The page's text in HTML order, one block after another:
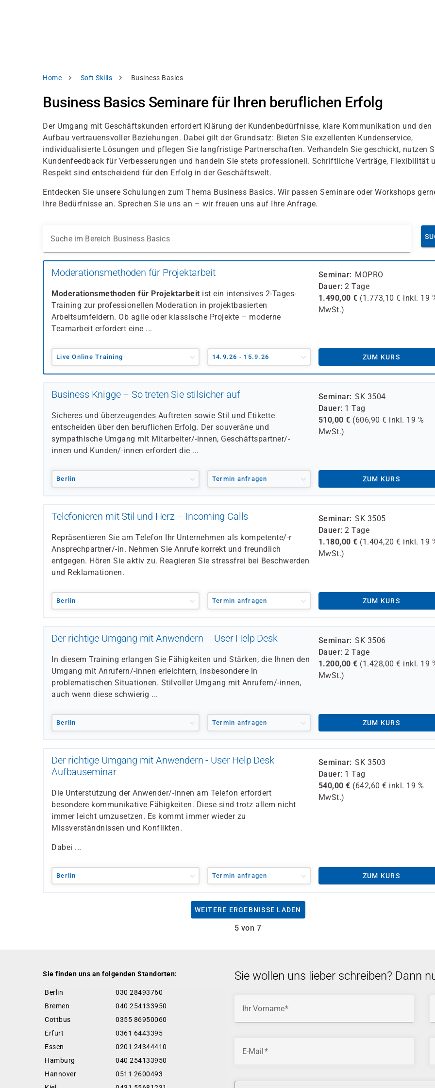
Pfadnavigation
Home Soft Skills Business Basics
Business Basics Seminare für Ihren beruflichen Erfolg
Der Umgang mit Geschäftskunden erfordert Klärung der Kundenbedürfnisse, klare Kommunikation und den
Aufbau vertrauensvoller Beziehungen. Dabei gilt der Grundsatz: Bieten Sie exzellenten Kundenservice,
individualisierte Lösungen und pflegen Sie langfristige Partnerschaften. Verhandeln Sie geschickt, nutzen
Kundenfeedback für Verbesserungen und handeln Sie stets professionell. Schriftliche Verträge, Flexibilität
Respekt sind entscheidend für den Erfolg in der Geschäftswelt.
Entdecken Sie unsere Schulungen zum Thema Business Basics. Wir passen Seminare oder Workshops
Ihre Bedürfnisse an. Sprechen Sie uns an – wir freuen uns auf Ihre Anfrage.
Suche im Bereich Business Basics
Moderationsmethoden für Projektarbeit
Moderationsmethoden für Projektarbeit ist ein intensives 2-Tages-
Training zur professionellen Moderation in projektbasierten
Arbeitsumfeldern. Ob agile oder klassische Projekte – moderne
Teamarbeit erfordert eine ...
Seminar
MOPRO
Dauer 2 Tage
1.490,00 € (1.773,10 € inkl. 19
MwSt.)
Live Online Training 14.9.26 - 15.9.26 ZUM KURS
Business Knigge – So treten Sie stilsicher auf
Sicheres und überzeugendes Auftreten sowie Stil und Etikette
entscheiden über den beruflichen Erfolg. Der souveräne und
sympathische Umgang mit Mitarbeiter/-innen, Geschäftspartner/-
innen und Kunden/-innen erfordert die ...
Seminar
SK 3504
Dauer 1 Tag
510,00 € (606,90 € inkl. 19 %
MwSt.)
Berlin Termin anfragen ZUM KURS
Telefonieren mit Stil und Herz – Incoming Calls
Repräsentieren Sie am Telefon Ihr Unternehmen als kompetente/-r
Ansprechpartner/-in. Nehmen Sie Anrufe korrekt und freundlich
entgegen. Hören Sie aktiv zu. Reagieren Sie stressfrei bei Beschwerden
und Reklamationen.
Seminar
SK 3505
Dauer 2 Tage
1.180,00 € (1.404,20 € inkl. 19
MwSt.)
Berlin Termin anfragen ZUM KURS
Der richtige Umgang mit Anwendern – User Help Desk
In diesem Training erlangen Sie Fähigkeiten und Stärken, die Ihnen den
Umgang mit Anrufern/-innen erleichtern, insbesondere in
problematischen Situationen. Stilvoller Umgang mit Anrufern/-innen,
auch wenn diese schwierig ...
Seminar
SK 3506
Dauer 2 Tage
1.200,00 € (1.428,00 € inkl. 19
MwSt.)
Berlin Termin anfragen ZUM KURS
Der richtige Umgang mit Anwendern - User Help Desk
Aufbauseminar
Die Unterstützung der Anwender/-innen am Telefon erfordert
besondere kommunikative Fähigkeiten. Diese sind trotz allem nicht
immer leicht umzusetzen. Es kommt immer wieder zu
Missverständnissen und Konflikten.
Dabei ...
Seminar
SK 3503
Dauer 1 Tag
540,00 € (642,60 € inkl. 19 %
MwSt.)
Berlin Termin anfragen ZUM KURS
WEITERE ERGEBNISSE LADEN
5 von 7
Sie finden uns an folgenden Standorten:
Berlin
030 28493760
Bremen
040 254133950
Cottbus
0355 86950060
Erfurt
0361 6443395
Essen
0201 24344410
Hamburg
040 254133950
Hannover
0511 2600493
Sie wollen uns lieber schreiben? Dann
Ihr Vorname
E-Mail
Datenschutzhinweis